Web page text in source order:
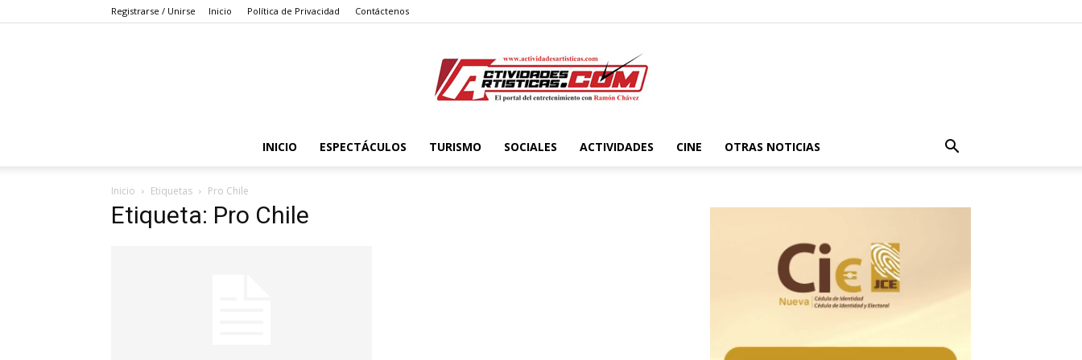
Registrarse / Unirse Inicio Política de Privacidad Contáctenos
Actividadesartisticas.com
INICIO ESPECTÁCULOS TURISMO SOCIALES ACTIVIDADES CINE OTRAS NOTICIAS
Inicio Etiquetas Pro Chile
Etiqueta: Pro Chile